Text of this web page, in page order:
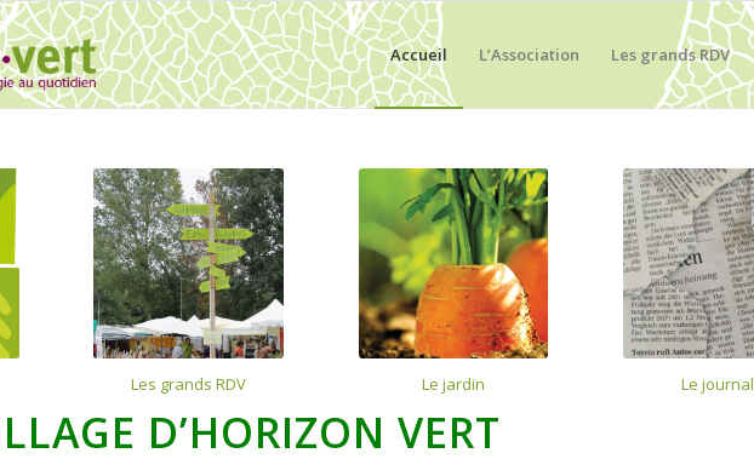
Accueil L’Association Les grands RDV
Les grands RDV Le jardin Le journal
D’HORIZON VERT